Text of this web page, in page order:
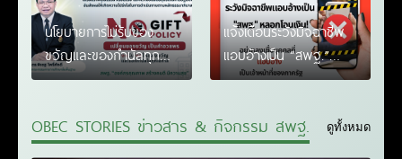
นโยบายการไม่รับของ
ขวัญและของกำนัลทุก
ชนิดจากการปฏิบัติหน้าที่
สพฐ.
แจ้งเตือนระวังมิจฉาชีพ
แอบอ้างเป็น “สพฐ.”
หลอกโอนเงิน!
OBEC STORIES ข่าวสาร & กิจกรรม สพฐ. ดูทั้งหมด